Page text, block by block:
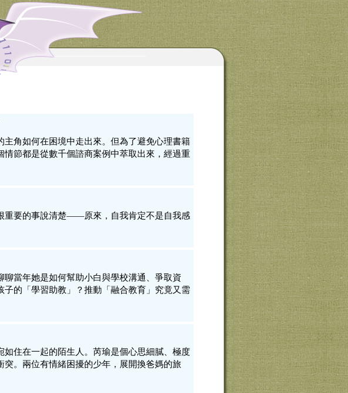
角如何在困境中走出來。但為了避免心理書籍
節都是從數千個諮商案例中萃取出來，經過重
重要的事說清楚——原來，自我肯定不是自我感
當年她是如何幫助小白與學校溝通、爭取資
的「學習助教」？推動「融合教育」究竟又需
住在一起的陌生人。芮瑜是個心思細膩、極度
。兩位有情緒困擾的少年，展開換爸媽的旅